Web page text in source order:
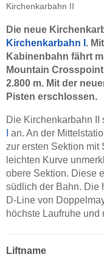
Kirchenkarbahn II
Die neue
Kirchenkarbahn I .
Kabinenbahn fährt
Mountain
2.800 m. Mit der
Pisten erschlossen.
Die Kirchenkarbahn
an. An der
zur ersten Sektion mit
leichten Kurve
obere Sektion. Diese
südlich der Bahn. Die
D-Line von
höchste Laufruhe
Liftname